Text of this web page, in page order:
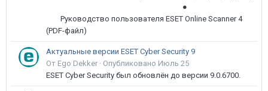
●
Руководство пользователя ESET Online Scanner 4
(PDF-файл)
Актуальные версии ESET Cyber Security 9
От Ego Dekker · Опубликовано Июль 25
ESET Cyber Security был обновлён до версии 9.0.6700.